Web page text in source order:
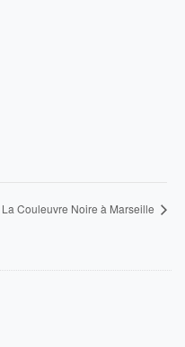
La Couleuvre Noire à Marseille